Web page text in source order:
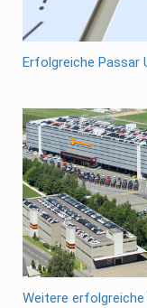
Erfolgreiche Passar
Weitere